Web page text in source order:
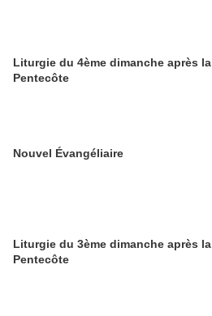
Liturgie du 4ème dimanche après la
Pentecôte
Nouvel Évangéliaire
Liturgie du 3ème dimanche après la
Pentecôte